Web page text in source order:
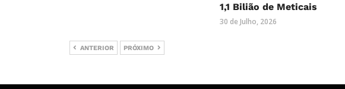
1,1 Bilião de Meticais
30 de Julho, 2026
ANTERIOR PRÓXIMO